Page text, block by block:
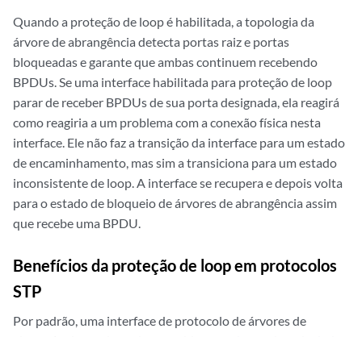
Quando a proteção de loop é habilitada, a topologia da
árvore de abrangência detecta portas raiz e portas
bloqueadas e garante que ambas continuem recebendo
BPDUs. Se uma interface habilitada para proteção de loop
parar de receber BPDUs de sua porta designada, ela reagirá
como reagiria a um problema com a conexão física nesta
interface. Ele não faz a transição da interface para um estado
de encaminhamento, mas sim a transiciona para um estado
inconsistente de loop. A interface se recupera e depois volta
para o estado de bloqueio de árvores de abrangência assim
que recebe uma BPDU.
Benefícios da proteção de loop em protocolos
STP
Por padrão, uma interface de protocolo de árvores de